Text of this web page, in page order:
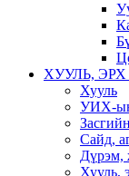
ХУУЛЬ,
Хууль
УИХ-ын
Сайд,
Дүрэм,
Хууль,